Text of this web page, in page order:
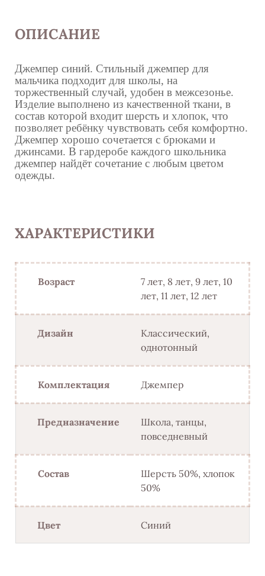
ОПИСАНИЕ
Джемпер синий. Стильный джемпер для
мальчика подходит для школы, на
торжественный случай, удобен в межсезонье.
Изделие выполнено из качественной ткани, в
состав которой входит шерсть и хлопок, что
позволяет ребёнку чувствовать себя комфортно.
Джемпер хорошо сочетается с брюками и
джинсами. В гардеробе каждого школьника
джемпер найдёт сочетание с любым цветом
одежды.
ХАРАКТЕРИСТИКИ
Возраст
7 лет, 8 лет, 9 лет, 10
лет, 11 лет, 12 лет
Дизайн
Классический,
однотонный
Комплектация Джемпер
Предназначение
Школа, танцы,
повседневный
Состав
Шерсть 50%, хлопок
50%
Цвет Синий